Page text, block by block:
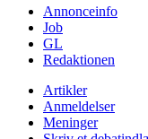
Annonceinfo
Job
GL
Redaktionen
Artikler
Anmeldelser
Meninger